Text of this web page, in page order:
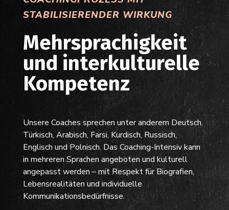
STABILISIERENDER WIRKUNG
Mehrsprachigkeit
und interkulturelle
Kompetenz
Unsere Coaches sprechen unter anderem Deutsch,
Türkisch, Arabisch, Farsi, Kurdisch, Russisch,
Englisch und Polnisch. Das Coaching-Intensiv kann
in mehreren Sprachen angeboten und kulturell
angepasst werden – mit Respekt für Biografien,
Lebensrealitäten und individuelle
Kommunikationsbedürfnisse.